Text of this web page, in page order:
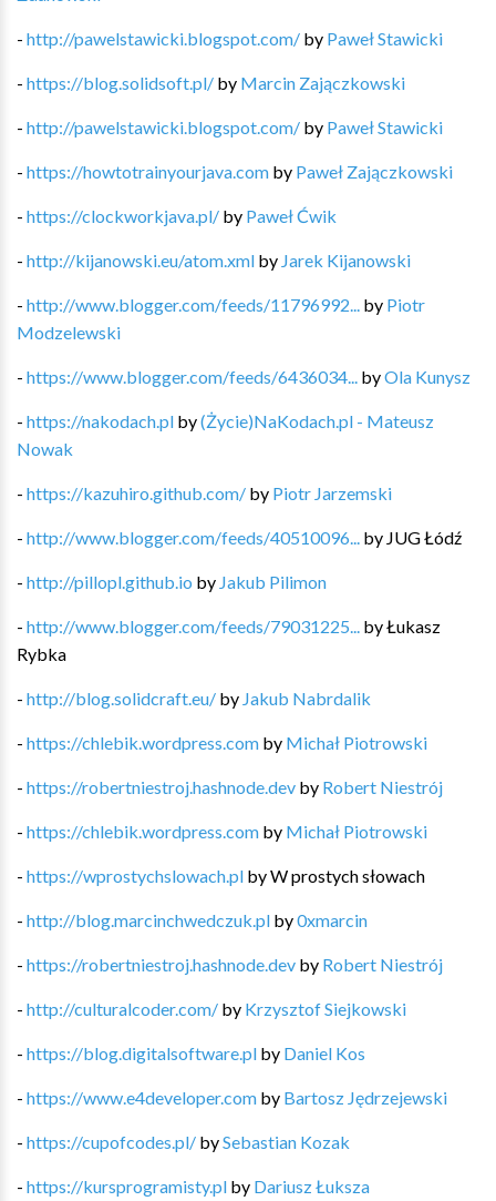
- http://pawelstawicki.blogspot.com/ by Paweł Stawicki
- https://blog.solidsoft.pl/ by Marcin Zajączkowski
- http://pawelstawicki.blogspot.com/ by Paweł Stawicki
- https://howtotrainyourjava.com by Paweł Zajączkowski
- https://clockworkjava.pl/ by Paweł Ćwik
- http://kijanowski.eu/atom.xml by Jarek Kijanowski
- http://www.blogger.com/feeds/11796992... by Piotr
Modzelewski
- https://www.blogger.com/feeds/6436034... byOla Kunysz
- https://nakodach.pl by(Życie)NaKodach.pl - Mateusz
Nowak
- https://kazuhiro.github.com/ by Piotr Jarzemski
- http://www.blogger.com/feeds/40510096... by JUG Łódź
- http://pillopl.github.io by Jakub Pilimon
- http://www.blogger.com/feeds/79031225... byŁukasz
Rybka
- http://blog.solidcraft.eu/ by Jakub Nabrdalik
- https://chlebik.wordpress.com by Michał Piotrowski
- https://robertniestroj.hashnode.dev by Robert Niestrój
- https://chlebik.wordpress.com by Michał Piotrowski
- https://wprostychslowach.pl byW prostych słowach
- http://blog.marcinchwedczuk.pl by0xmarcin
- https://robertniestroj.hashnode.dev by Robert Niestrój
- http://culturalcoder.com/ by Krzysztof Siejkowski
- https://blog.digitalsoftware.pl by Daniel Kos
- https://www.e4developer.com by Bartosz Jędrzejewski
- https://cupofcodes.pl/ bySebastian Kozak
- https://kursprogramisty.pl by Dariusz Łuksza